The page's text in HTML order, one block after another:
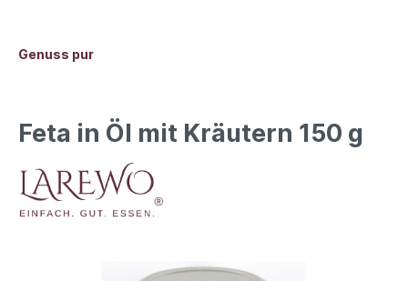
Genuss pur
Feta in Öl mit Kräutern 150 g